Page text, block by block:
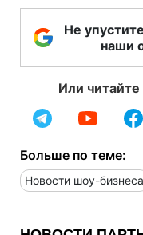
Не
наши
Или читайте
Больше по теме:
Новости шоу-бизнеса